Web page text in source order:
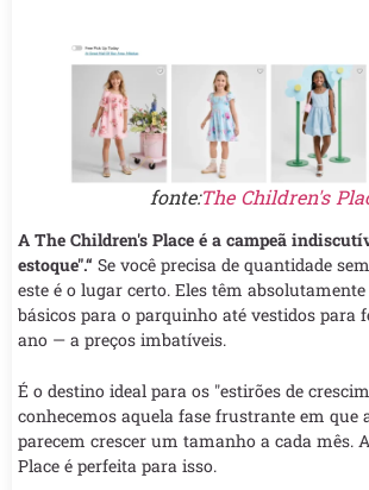
fonte:The Children's
A The Children's Place é a campeã
estoque".“ Se você precisa de quantidade
este é o lugar certo. Eles têm
básicos para o parquinho até vestidos para
ano — a preços imbatíveis.
É o destino ideal para os "estirões de
conhecemos aquela fase frustrante em que
parecem crescer um tamanho a cada mês.
Place é perfeita para isso.